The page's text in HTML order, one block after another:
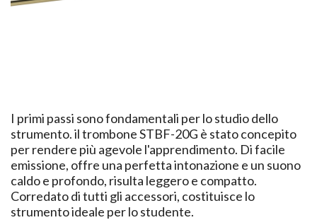
I primi passi sono fondamentali per lo studio dello
strumento. il trombone STBF-20G è stato concepito
per rendere più agevole l'apprendimento. Di facile
emissione, offre una perfetta intonazione e un suono
caldo e profondo, risulta leggero e compatto.
Corredato di tutti gli accessori, costituisce lo
strumento ideale per lo studente.